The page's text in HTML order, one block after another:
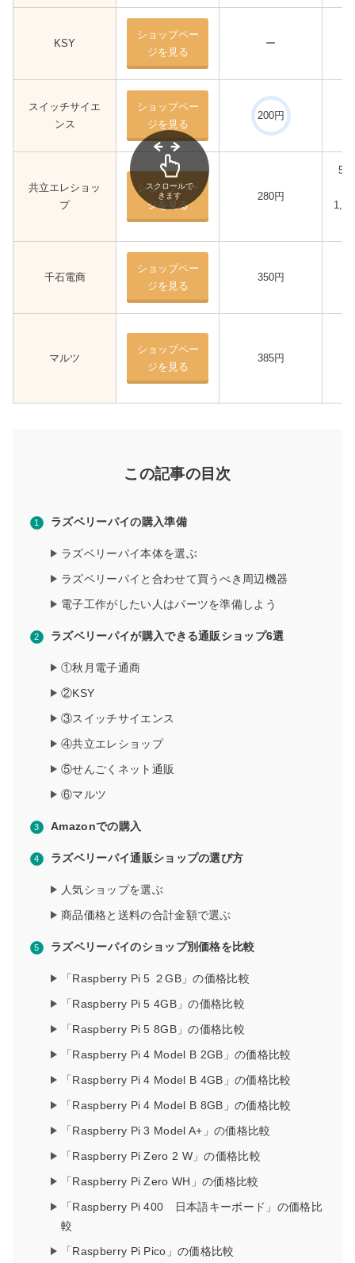
KSY
ショップペー
ジを見る
ー
スイッチサイエ
ンス
ショップペー
ジを見る
200円
共立エレショッ
プ
ショップペー
ジを見る
280円
千石電商
ショップペー
ジを見る
350円
マルツ
ショップペー
ジを見る
385円
スクロールで
きます
この記事の目次
ラズベリーパイの購入準備
ラズベリーパイ本体を選ぶ
ラズベリーパイと合わせて買うべき周辺機器
電子工作がしたい人はパーツを準備しよう
ラズベリーパイが購入できる通販ショップ6選
①秋月電子通商
②KSY
③スイッチサイエンス
④共立エレショップ
⑤せんごくネット通販
⑥マルツ
Amazonでの購入
ラズベリーパイ通販ショップの選び方
人気ショップを選ぶ
商品価格と送料の合計金額で選ぶ
ラズベリーパイのショップ別価格を比較
「Raspberry Pi 5 ２GB」の価格比較
「Raspberry Pi 5 4GB」の価格比較
「Raspberry Pi 5 8GB」の価格比較
「Raspberry Pi 4 Model B 2GB」の価格比較
「Raspberry Pi 4 Model B 4GB」の価格比較
「Raspberry Pi 4 Model B 8GB」の価格比較
「Raspberry Pi 3 Model A+」の価格比較
「Raspberry Pi Zero 2 W」の価格比較
「Raspberry Pi Zero WH」の価格比較
「Raspberry Pi 400 日本語キーボード」の価格比
較
「Raspberry Pi Pico」の価格比較